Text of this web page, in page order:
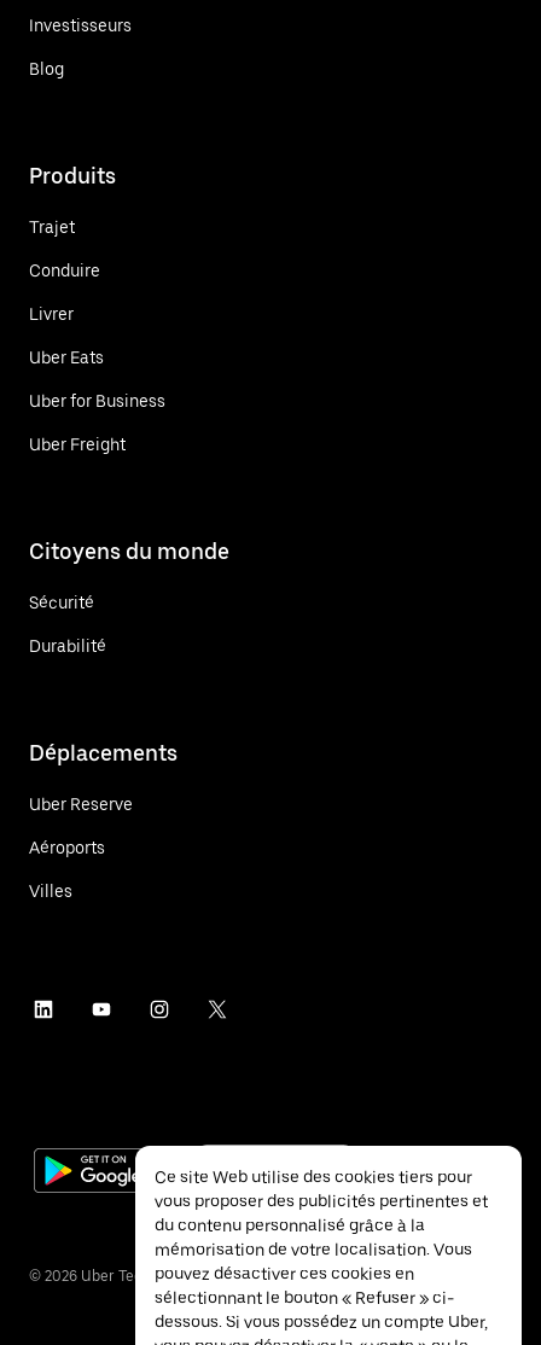
Investisseurs
Blog
Produits
Trajet
Conduire
Livrer
Uber Eats
Uber for Business
Uber Freight
Citoyens du monde
Sécurité
Durabilité
Déplacements
Uber Reserve
Aéroports
Villes
© 2026 Uber Technologies Inc.
Ce site Web utilise des cookies tiers pour
vous proposer des publicités pertinentes et
du contenu personnalisé grâce à la
mémorisation de votre localisation. Vous
pouvez désactiver ces cookies en
sélectionnant le bouton « Refuser » ci-
dessous. Si vous possédez un compte Uber,